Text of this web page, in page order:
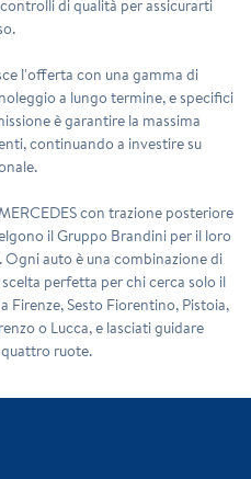
di qualità per assicurarti
l'offerta con una gamma di
a lungo termine, e specifici
è garantire la massima
continuando a investire su
con trazione posteriore
il Gruppo Brandini per il loro
auto è una combinazione di
perfetta per chi cerca solo il
Firenze, Sesto Fiorentino, Pistoia,
o Lucca, e lasciati guidare
ruote.